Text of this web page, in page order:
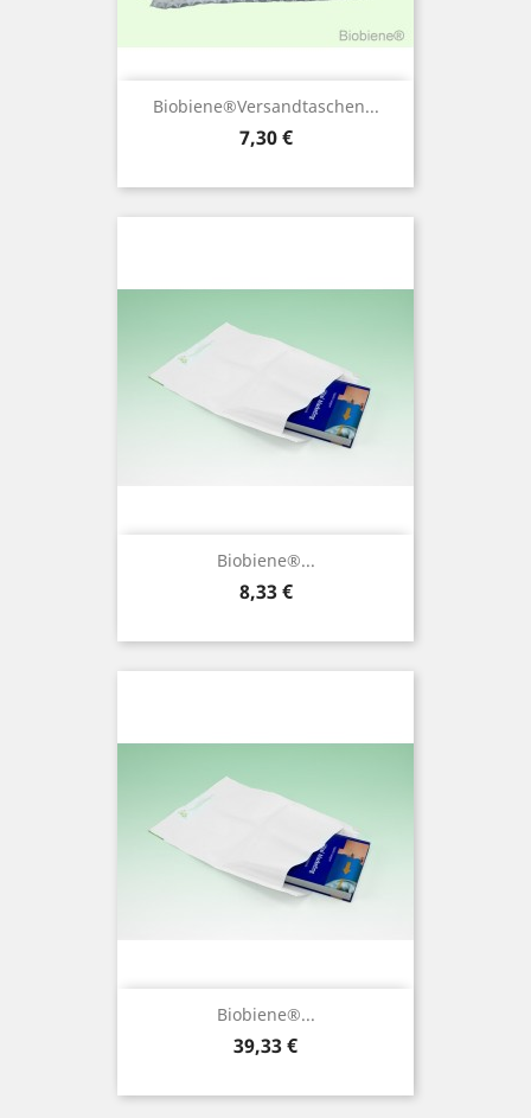
Biobiene®Versandtaschen...
Preis
7,30 €
Biobiene®...
Preis
8,33 €
Biobiene®...
Preis
39,33 €